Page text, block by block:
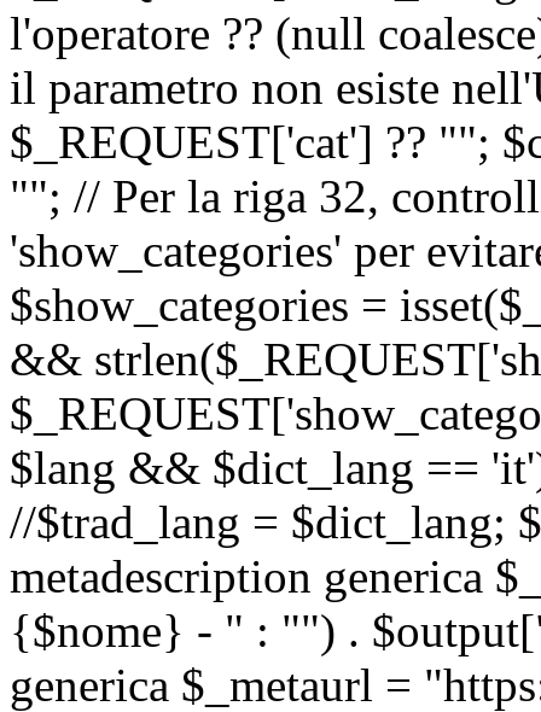
l'operatore ?? (null
il parametro non esiste
$_REQUEST['cat'] ?? "";
""; // Per la riga 32,
'show_categories' per
$show_categories =
&&
$lang && $dict_lang ==
//$trad_lang = $dict_lang;
metadescription generica
{$nome} - " : "") .
generica $_metaurl =